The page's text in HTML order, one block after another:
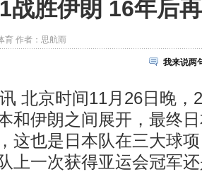
战胜伊朗 16年后
育 作者：思航雨
我来说两
北京时间11月26日晚，
和伊朗之间展开，最终
这也是日本队在三大球
上一次获得亚运会冠军